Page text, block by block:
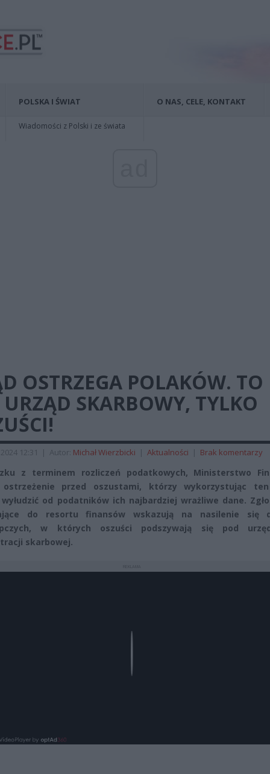
POLSKA I ŚWIAT
Wiadomości z Polski i ze świata
O NAS, CELE, KONTAKT
OSTRZEGA POLAKÓW. TO
SKARBOWY, TYLKO
12:31 | Autor: Michał Wierzbicki | Aktualności | Brak komentarzy
z terminem rozliczeń podatkowych, Ministerstwo
ostrzeżenie przed oszustami, którzy wykorzystując
od podatników ich najbardziej wrażliwe dane.
do resortu finansów wskazują na nasilenie się
w których oszuści podszywają się pod
skarbowej.